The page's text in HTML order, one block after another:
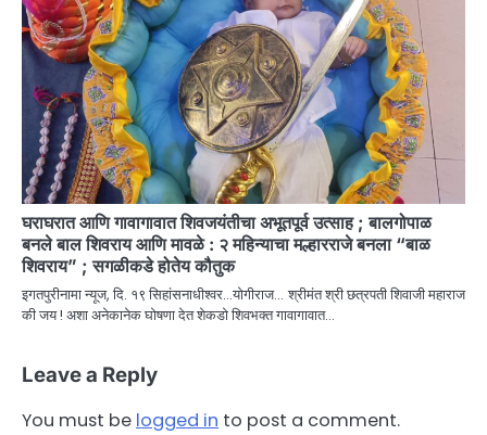
घराघरात आणि गावागावात शिवजयंतीचा अभूतपूर्व उत्साह ; बालगोपाळ
बनले बाल शिवराय आणि मावळे : २ महिन्याचा मल्हारराजे बनला “बाळ
शिवराय” ; सगळीकडे होतेय कौतुक
इगतपुरीनामा न्यूज, दि. १९ सिहांसनाधीश्वर…योगीराज… श्रीमंत श्री छत्रपती शिवाजी महाराज
की जय ! अशा अनेकानेक घोषणा देत शेकडो शिवभक्त गावागावात…
Leave a Reply
You must be logged in to post a comment.